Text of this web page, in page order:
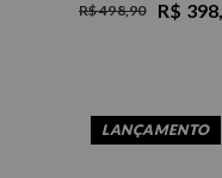
R$ 498,90 R$
LANÇAMENTO